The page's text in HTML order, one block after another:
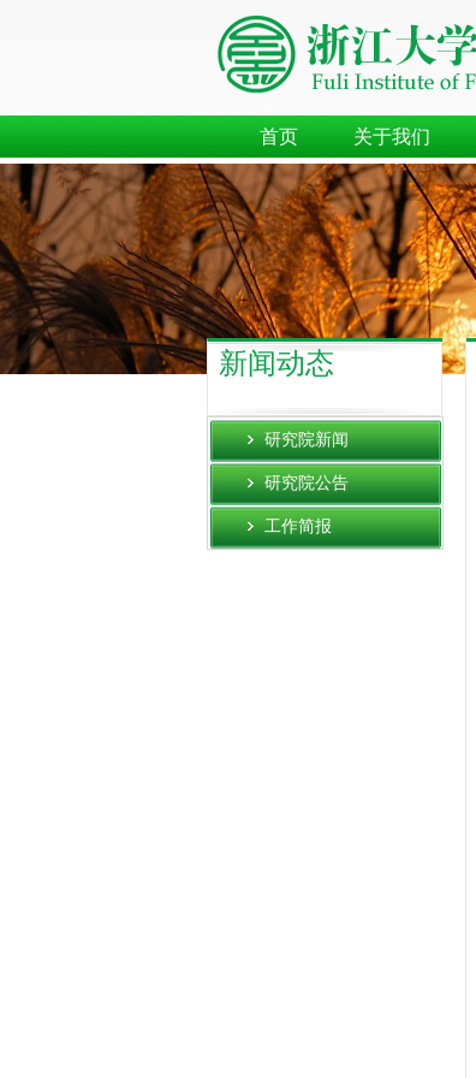
首页 关于我们
新闻动态
研究院新闻
研究院公告
工作简报